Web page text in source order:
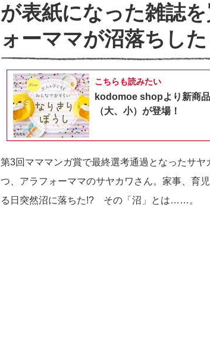
が表紙になった雑誌
ォーママが沼落ちし
こちらも読みたい
kodomoe shopより新商
（大、小）が登場！
第3回マママンガ賞で最終選考通過となったサ
つ、アラフォーママのサヤカワさん。家事、育
る日突然沼に落ちた!? その「沼」とは……。